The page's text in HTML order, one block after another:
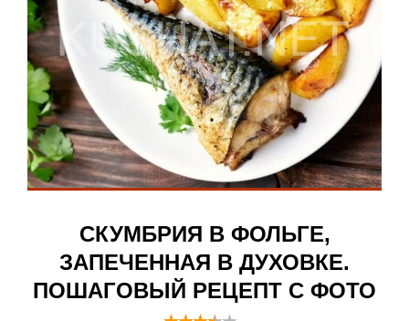
СКУМБРИЯ В ФОЛЬГЕ,
ЗАПЕЧЕННАЯ В ДУХОВКЕ.
ПОШАГОВЫЙ РЕЦЕПТ С ФОТО